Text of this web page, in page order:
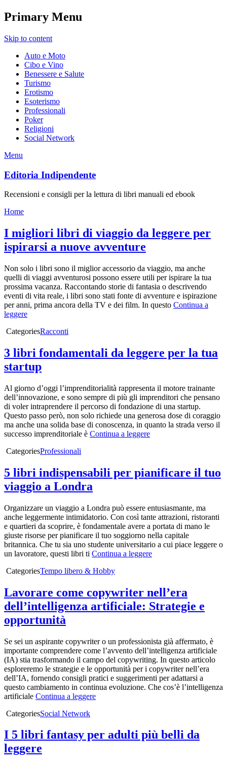
Primary Menu
Skip to content
Auto e Moto
Cibo e Vino
Benessere e Salute
Turismo
Erotismo
Esoterismo
Professionali
Poker
Religioni
Social Network
Menu
Editoria Indipendente
Recensioni e consigli per la lettura di libri manuali ed ebook
Home
I migliori libri di viaggio da leggere per
ispirarsi a nuove avventure
Non solo i libri sono il miglior accessorio da viaggio, ma anche
quelli di viaggi avventurosi possono essere utili per ispirare la tua
prossima vacanza. Raccontando storie di fantasia o descrivendo
eventi di vita reale, i libri sono stati fonte di avventure e ispirazione
per anni, prima ancora della TV e dei film. In questo Continua a
leggere
CategoriesRacconti
3 libri fondamentali da leggere per la tua
startup
Al giorno d’oggi l’imprenditorialità rappresenta il motore trainante
dell’innovazione, e sono sempre di più gli imprenditori che pensano
di voler intraprendere il percorso di fondazione di una startup.
Questo passo però, non solo richiede una generosa dose di coraggio
ma anche una solida base di conoscenza, in quanto la strada verso il
successo imprenditoriale è Continua a leggere
CategoriesProfessionali
5 libri indispensabili per pianificare il tuo
viaggio a Londra
Organizzare un viaggio a Londra può essere entusiasmante, ma
anche leggermente intimidatorio. Con così tante attrazioni, ristoranti
e quartieri da scoprire, è fondamentale avere a portata di mano le
giuste risorse per pianificare il tuo soggiorno nella capitale
britannica. Che tu sia uno studente universitario a cui piace leggere o
un lavoratore, questi libri ti Continua a leggere
CategoriesTempo libero & Hobby
Lavorare come copywriter nell’era
dell’intelligenza artificiale: Strategie e
opportunità
Se sei un aspirante copywriter o un professionista già affermato, è
importante comprendere come l’avvento dell’intelligenza artificiale
(IA) stia trasformando il campo del copywriting. In questo articolo
esploreremo le strategie e le opportunità per i copywriter nell’era
dell’IA, fornendo consigli pratici e suggerimenti per adattarsi a
questo cambiamento in continua evoluzione. Che cos’è l’intelligenza
artificiale Continua a leggere
CategoriesSocial Network
I 5 libri fantasy per adulti più belli da
leggere